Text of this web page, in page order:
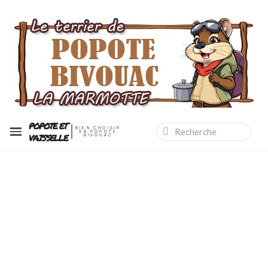
POPOTE ET
VAISSELLE
BIEN CHOISIR
SA POPOTE
BIVOUAC